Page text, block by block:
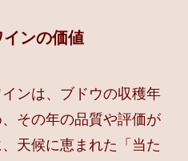
インの価値
ンは、ブドウの収穫年
その年の品質や評価が
天候に恵まれた「当た